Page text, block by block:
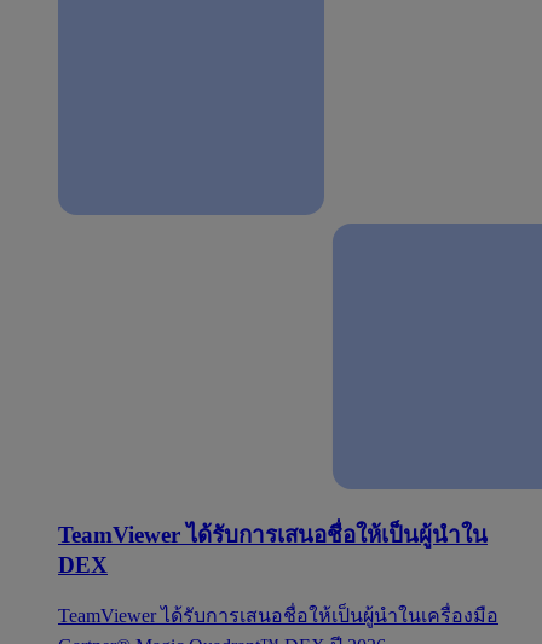
TeamViewer ได้รับการเสนอชื่อให้เป็นผู้นำใน
DEX
TeamViewer ได้รับการเสนอชื่อให้เป็นผู้นำในเครื่องมือ